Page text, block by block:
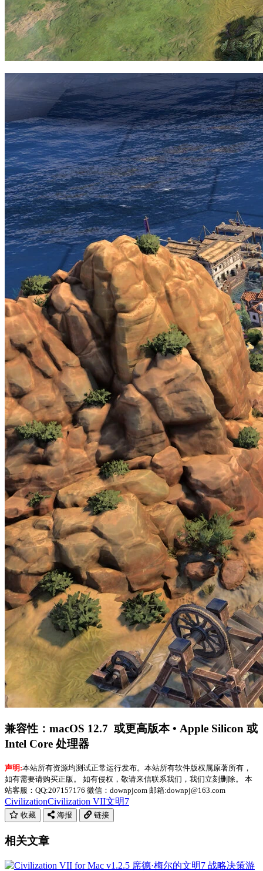
兼容性：macOS 12.7 或更高版本 • Apple Silicon 或
Intel Core 处理器
声明:本站所有资源均测试正常运行发布。本站所有软件版权属原著所有，
如有需要请购买正版。 如有侵权，敬请来信联系我们，我们立刻删除。 本
站客服：QQ:207157176 微信：downpjcom 邮箱:downpj@163.com
CivilizationCivilization VII文明7
收藏 海报 链接
相关文章